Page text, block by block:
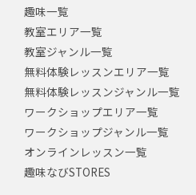
趣味一覧
教室エリア一覧
教室ジャンル一覧
無料体験レッスンエリア一覧
無料体験レッスンジャンル一覧
ワークショップエリア一覧
ワークショップジャンル一覧
オンラインレッスン一覧
趣味なびSTORES